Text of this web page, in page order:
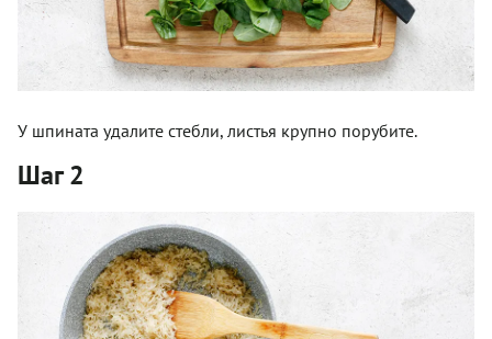
У шпината удалите стебли, листья крупно порубите.
Шаг 2